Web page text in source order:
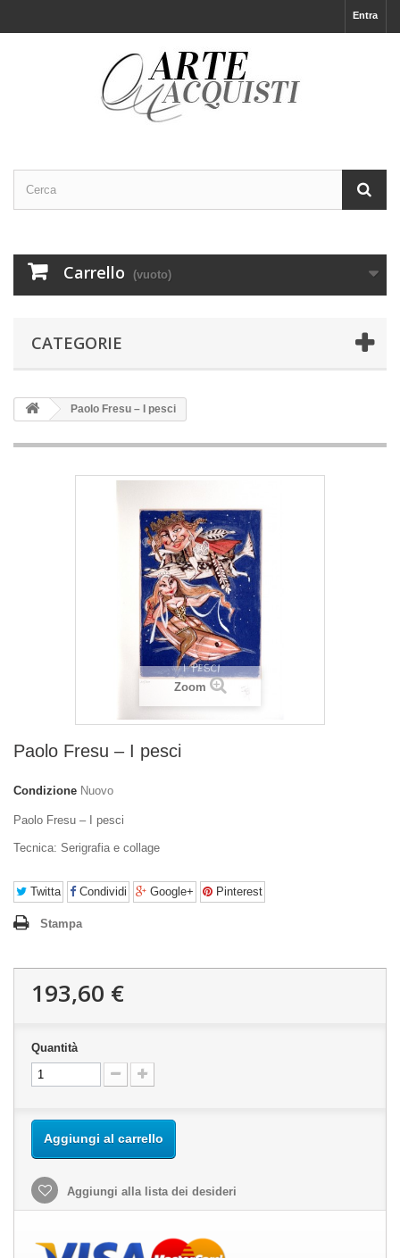
Entra
Carrello (vuoto)
CATEGORIE
Paolo Fresu – I pesci
Zoom
Paolo Fresu – I pesci
Condizione Nuovo
Paolo Fresu – I pesci
Tecnica: Serigrafia e collage
Twitta Condividi Google+ Pinterest
Stampa
193,60 €
Quantità
Aggiungi al carrello
Aggiungi alla lista dei desideri